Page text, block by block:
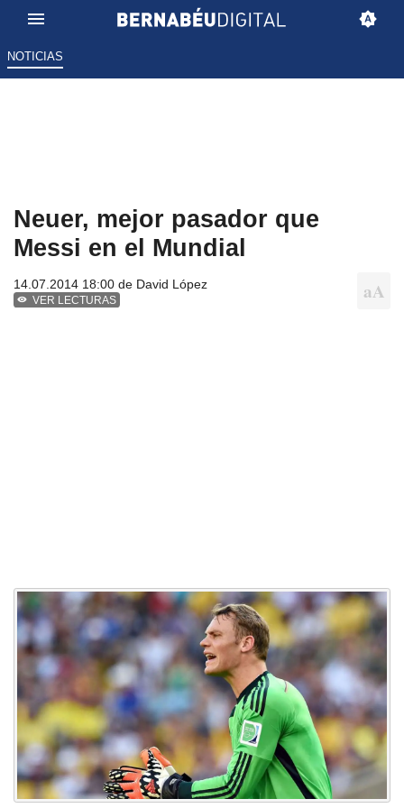
NOTICIAS
Neuer, mejor pasador que
Messi en el Mundial
14.07.2014 18:00 de David López
VER LECTURAS